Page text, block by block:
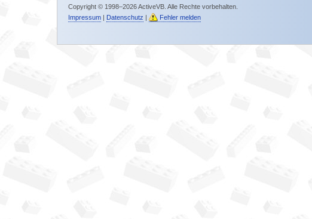
Copyright © 1998–2026 ActiveVB. Alle Rechte vorbehalten.
Impressum| Datenschutz Fehler melden